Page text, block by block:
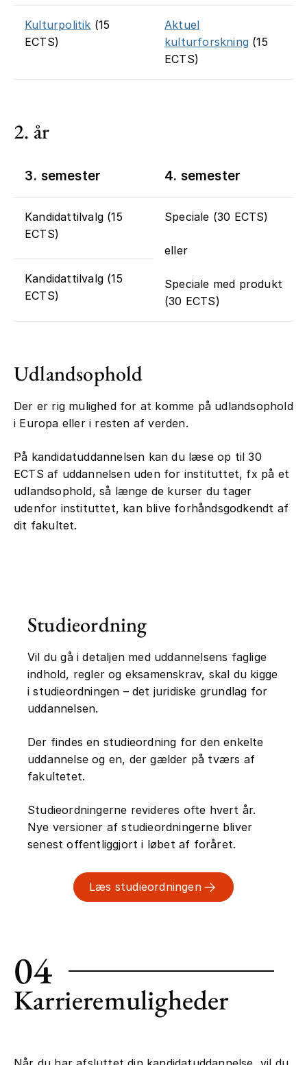
Kulturpolitik (15
ECTS)
Aktuel
kulturforskning (15
ECTS)
2. år
3. semester 4. semester
Kandidattilvalg (15
ECTS)
Speciale (30 ECTS)
eller
Speciale med produkt
(30 ECTS)
Kandidattilvalg (15
ECTS)
Udlandsophold
Der er rig mulighed for at komme på udlandsophold
i Europa eller i resten af verden.
På kandidatuddannelsen kan du læse op til 30
ECTS af uddannelsen uden for instituttet, fx på et
udlandsophold, så længe de kurser du tager
udenfor instituttet, kan blive forhåndsgodkendt af
dit fakultet.
Studieordning
Vil du gå i detaljen med uddannelsens faglige
indhold, regler og eksamenskrav, skal du kigge
i studieordningen – det juridiske grundlag for
uddannelsen.
Der findes en studieordning for den enkelte
uddannelse og en, der gælder på tværs af
fakultetet.
Studieordningerne revideres ofte hvert år.
Nye versioner af studieordningerne bliver
senest offentliggjort i løbet af foråret.
Læs studieordningen
04
Karrieremuligheder